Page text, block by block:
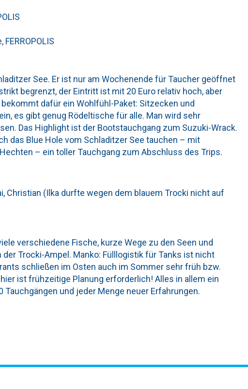
See. Er ist nur am Wochenende für Taucher geöffnet
begrenzt, der Eintritt ist mit 20 Euro relativ hoch, aber
dafür ein Wohlfühl-Paket: Sitzecken und
es gibt genug Rödeltische für alle. Man wird sehr
Das Highlight ist der Bootstauchgang zum Suzuki-Wrack.
das Blue Hole vom Schladitzer See tauchen – mit
– ein toller Tauchgang zum Abschluss des Trips.
Christian (Ilka durfte wegen dem blauem Trocki nicht auf
verschiedene Fische, kurze Wege zu den Seen und
der Trocki-Ampel. Manko: Fülllogistik für Tanks ist nicht
schließen im Osten auch im Sommer sehr früh bzw.
ist frühzeitige Planung erforderlich! Alles in allem ein
und jeder Menge neuer Erfahrungen.